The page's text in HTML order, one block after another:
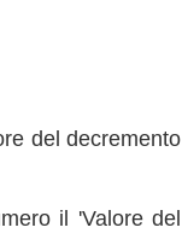
del decremento
il 'Valore del